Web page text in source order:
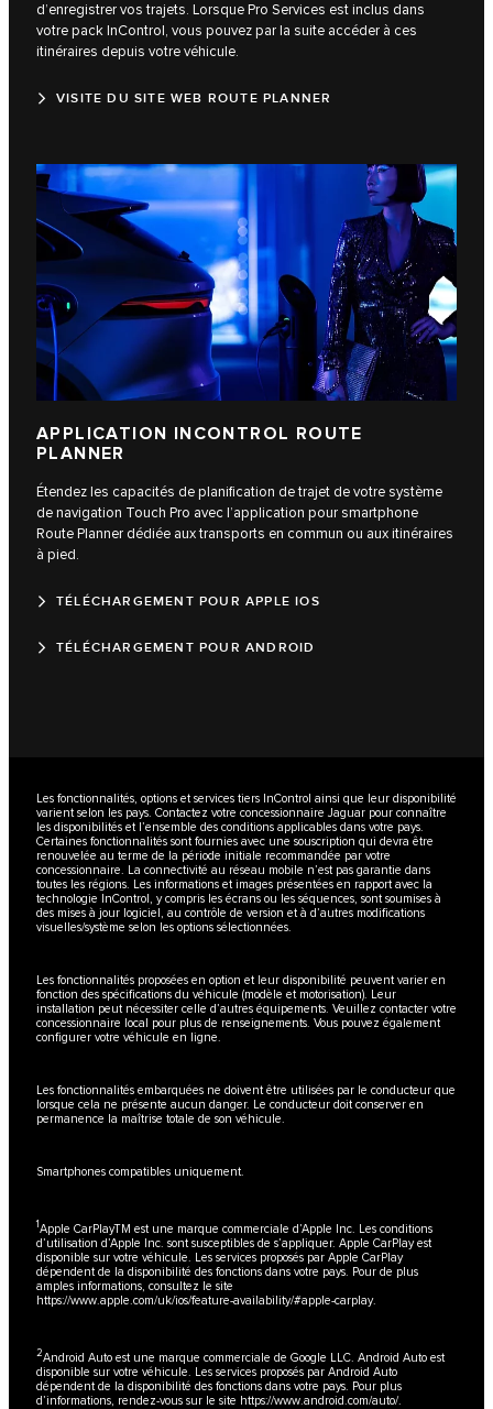
d’enregistrer vos trajets. Lorsque Pro Services est inclus dans
votre pack InControl, vous pouvez par la suite accéder à ces
itinéraires depuis votre véhicule.
VISITE DU SITE WEB ROUTE PLANNER
APPLICATION INCONTROL ROUTE
PLANNER
Étendez les capacités de planification de trajet de votre système
de navigation Touch Pro avec l’application pour smartphone
Route Planner dédiée aux transports en commun ou aux itinéraires
à pied.
TÉLÉCHARGEMENT POUR APPLE IOS
TÉLÉCHARGEMENT POUR ANDROID
Les fonctionnalités, options et services tiers InControl ainsi que leur disponibilité
varient selon les pays. Contactez votre concessionnaire Jaguar pour connaître
les disponibilités et l’ensemble des conditions applicables dans votre pays.
Certaines fonctionnalités sont fournies avec une souscription qui devra être
renouvelée au terme de la période initiale recommandée par votre
concessionnaire. La connectivité au réseau mobile n’est pas garantie dans
toutes les régions. Les informations et images présentées en rapport avec la
technologie InControl, y compris les écrans ou les séquences, sont soumises à
des mises à jour logiciel, au contrôle de version et à d’autres modifications
visuelles/système selon les options sélectionnées.
Les fonctionnalités proposées en option et leur disponibilité peuvent varier en
fonction des spécifications du véhicule (modèle et motorisation). Leur
installation peut nécessiter celle d’autres équipements. Veuillez contacter votre
concessionnaire local pour plus de renseignements. Vous pouvez également
configurer votre véhicule en ligne.
Les fonctionnalités embarquées ne doivent être utilisées par le conducteur que
lorsque cela ne présente aucun danger. Le conducteur doit conserver en
permanence la maîtrise totale de son véhicule.
Smartphones compatibles uniquement.
1Apple CarPlayTM est une marque commerciale d’Apple Inc. Les conditions
d’utilisation d’Apple Inc. sont susceptibles de s’appliquer. Apple CarPlay est
disponible sur votre véhicule. Les services proposés par Apple CarPlay
dépendent de la disponibilité des fonctions dans votre pays. Pour de plus
amples informations, consultez le site
https://www.apple.com/uk/ios/feature-availability/#apple-carplay.
2Android Auto est une marque commerciale de Google LLC. Android Auto est
disponible sur votre véhicule. Les services proposés par Android Auto
dépendent de la disponibilité des fonctions dans votre pays. Pour plus
d’informations, rendez-vous sur le site https://www.android.com/auto/.